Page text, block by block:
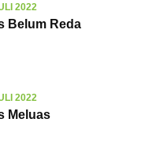
2022
Belum Reda
2022
Meluas